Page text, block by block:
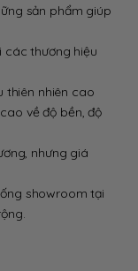
sản phẩm giúp
các thương hiệu
thiên nhiên cao
về độ bền, độ
nhưng giá
showroom tại